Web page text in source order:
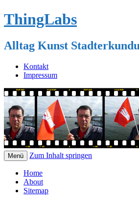
ThingLabs
Alltag Kunst
Kontakt
Impressum
Menü Zum Inhalt springen
Home
About
Sitemap